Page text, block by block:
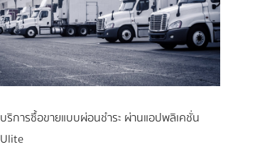
บริการซื้อขายแบบผ่อนชำระ ผ่านแอปพลิเคชั่น
Ulite